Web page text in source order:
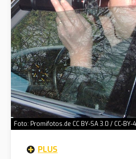
Foto: Promifotos.de CC BY-SA 3.0 / CC-
PLUS